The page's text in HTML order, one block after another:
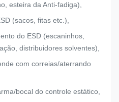
esteira da Anti-fadiga),
(sacos, fitas etc.),
do ESD (escaninhos,
distribuidores solventes),
com correias/aterrando
bocal do controle estático,